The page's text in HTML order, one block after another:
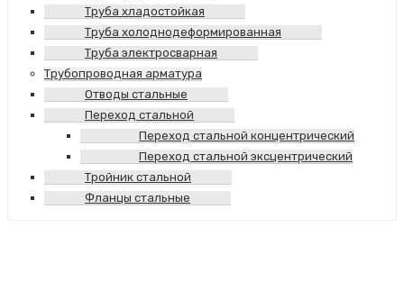
Труба хладостойкая
Труба холоднодеформированная
Труба электросварная
Трубопроводная арматура
Отводы стальные
Переход стальной
Переход стальной концентрический
Переход стальной эксцентрический
Тройник стальной
Фланцы стальные